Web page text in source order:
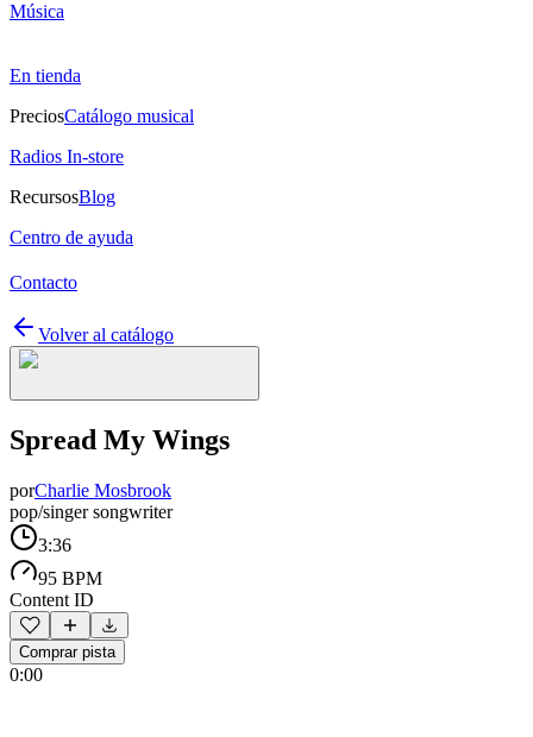
Música
En tienda
PreciosCatálogo musical
Radios In-store
RecursosBlog
Centro de ayuda
Contacto
Volver al catálogo
Spread My Wings
porCharlie Mosbrook
pop/singer songwriter
3:36
95 BPM
Content ID
Comprar pista
0:00